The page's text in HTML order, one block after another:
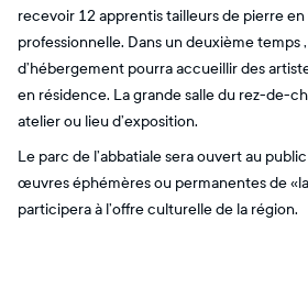
recevoir 12 apprentis tailleurs de pierre
professionnelle. Dans un deuxième temps
d’hébergement pourra accueillir des
en résidence. La grande salle du rez-de-
atelier ou lieu d’exposition.
Le parc de l’abbatiale sera ouvert au
œuvres éphémères ou permanentes de
participera à l’offre culturelle de la région.